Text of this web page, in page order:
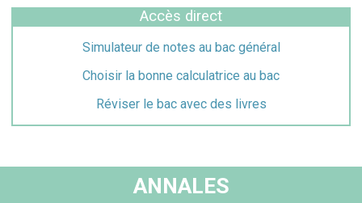
Accès direct
Simulateur de notes au bac général
Choisir la bonne calculatrice au bac
Réviser le bac avec des livres
ANNALES